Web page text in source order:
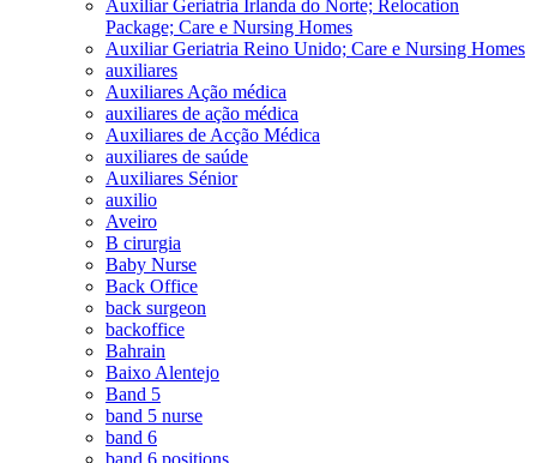
Auxiliar Geriatria Irlanda do Norte; Relocation
Package; Care e Nursing Homes
Auxiliar Geriatria Reino Unido; Care e Nursing Homes
auxiliares
Auxiliares Ação médica
auxiliares de ação médica
Auxiliares de Acção Médica
auxiliares de saúde
Auxiliares Sénior
auxilio
Aveiro
B cirurgia
Baby Nurse
Back Office
back surgeon
backoffice
Bahrain
Baixo Alentejo
Band 5
band 5 nurse
band 6
band 6 positions